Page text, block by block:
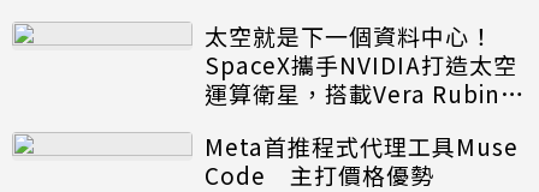
太空就是下一個資料中心！
SpaceX攜手NVIDIA打造太空
運算衛星，搭載Vera Rubin運
Meta首推程式代理工具Muse
Code 主打價格優勢